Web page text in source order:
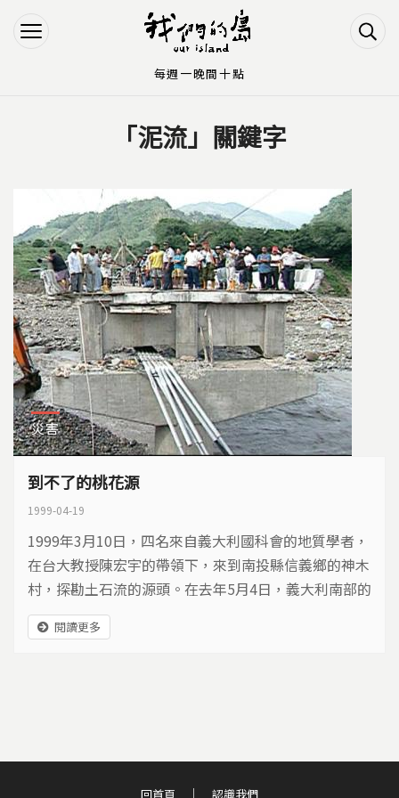
Jump to Navigation
Jump to Main content
「泥流」關鍵字
災害
到不了的桃花源
1999-04-19
1999年3月10日，四名來自義大利國科會的地質學者，
在台大教授陳宏宇的帶領下，來到南投縣信義鄉的神木
村，探勘土石流的源頭。在去年5月4日，義大利南部的
坎貝尼亞，發生了很有名一個地質災害，我們把它叫泥
流災害。 整個村莊將近150人遭到泥流的掩埋，台灣跟
閱讀更多
回首頁 認識我們
每週一晚間十點